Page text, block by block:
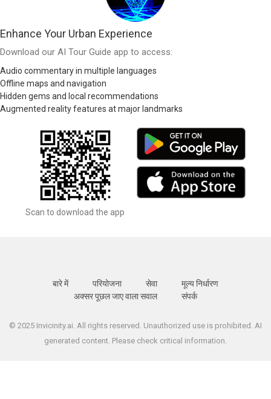
Enhance Your Urban Experience
Download our AI Tour Guide app to access:
Audio commentary in multiple languages
Offline maps and navigation
Hidden gems and local recommendations
Augmented reality features at major landmarks
Scan to download the app
बारे में परियोजना सेवा
मूल्य निर्धारण
अक्सर पूछल जाए वाला सवाल
संपर्क
© 2025 Invicinity.ai. All rights reserved. Unauthorized use is prohibited. AI
generated content. Please check critical information.